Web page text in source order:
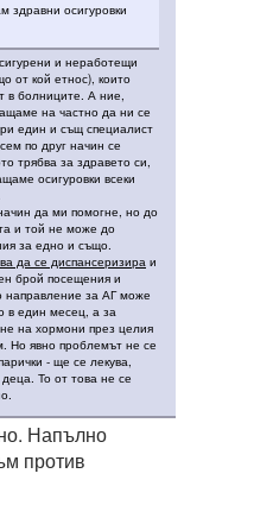
осигуровки
и неработещи
от кой етнос), които
в болниците. А ние,
на частно да ни се
един и същ специалист
по друг начин се
трябва за здравето си,
осигуровки всеки
да ми помогне, но до
и той не може до
за едно и също.
да се диспансеризира и
брой посещения и
направление за АГ може
в един месец, а за
на хормони през целия
Но явно проблемът не се
- ще се лекува,
То от това не се
Напълно
против